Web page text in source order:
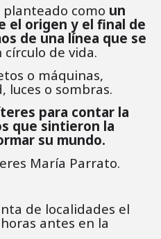
planteado como un
el origen y el final de
de una línea que se
de vida.
o máquinas,
luces o sombras.
para contar la
que sintieron la
su mundo.
María Parrato.
de localidades el
antes en la